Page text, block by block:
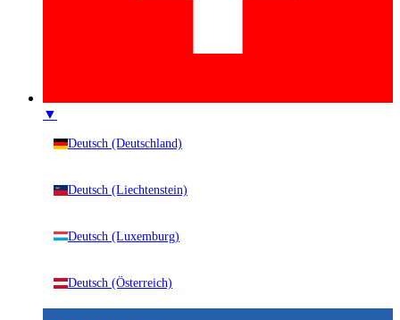
▼
Deutsch (Deutschland)
Deutsch (Liechtenstein)
Deutsch (Luxemburg)
Deutsch (Österreich)